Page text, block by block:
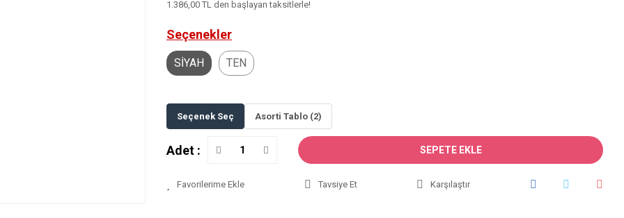
1.386,00 TL den başlayan taksitlerle!
Seçenekler
SİYAH TEN
Seçenek Seç Asorti Tablo (2)
Adet : SEPETE EKLE
Tavsiye Et Karşılaştır